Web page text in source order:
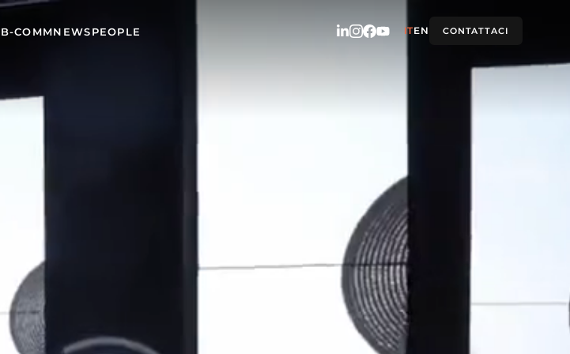
B-COMMNEWSPEOPLE ITEN CONTATTACI